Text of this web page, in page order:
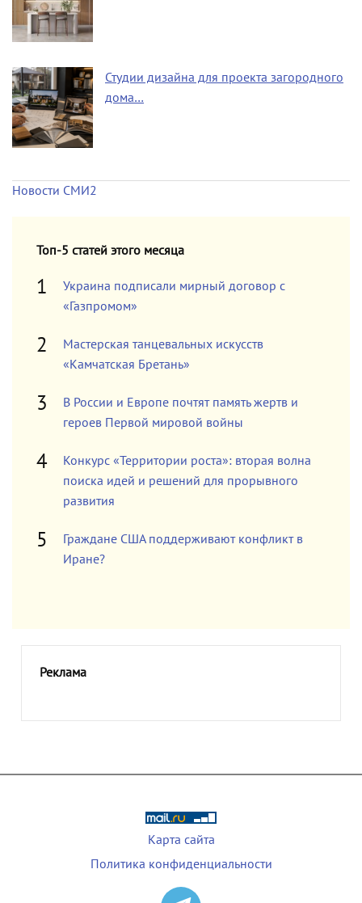
Студии дизайна для проекта загородного
дома…
Новости СМИ2
Топ-5 статей этого месяца
Украина подписали мирный договор с
«Газпромом»
Мастерская танцевальных искусств
«Камчатская Бретань»
В России и Европе почтят память жертв и
героев Первой мировой войны
Конкурс «Территории роста»: вторая волна
поиска идей и решений для прорывного
развития
Граждане США поддерживают конфликт в
Иране?
Реклама
Карта сайта
Политика конфиденциальности